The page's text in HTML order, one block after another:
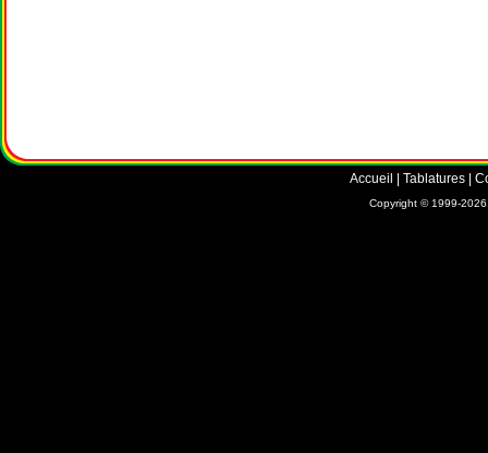
Accueil Tablatures
Copyright © 1999-